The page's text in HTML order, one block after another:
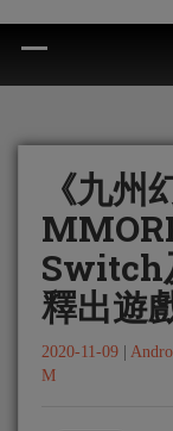
《九
Switch
釋出遊
2020-11-09
M